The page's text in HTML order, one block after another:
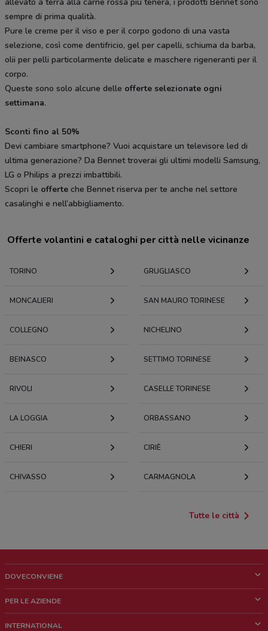
sempre di prima qualità.
Pure le creme per il viso e per il corpo godono di una vasta
selezione, così come dentifricio, gel per capelli, schiuma da barba,
olii per pelli particolarmente delicate e maschere rigeneranti per il
corpo.
Queste sono solo alcune delle offerte selezionate ogni
settimana.
Sconti fino al 50%
Devi cambiare smartphone? Vuoi acquistare un televisore led di
ultima generazione? Da Bennet troverai gli ultimi modelli Samsung,
LG o Philips a prezzi imbattibili.
Scopri le offerte che Bennet riserva per te anche nel settore
casalinghi e nell’abbigliamento.
Offerte volantini e cataloghi per città nelle vicinanze
TORINO GRUGLIASCO
MONCALIERI SAN MAURO TORINESE
COLLEGNO NICHELINO
BEINASCO SETTIMO TORINESE
RIVOLI CASELLE TORINESE
LA LOGGIA ORBASSANO
CHIERI CIRIÈ
CHIVASSO CARMAGNOLA
Tutte le città
DOVECONVIENE
Chi siamo
PER LE AZIENDE
INTERNATIONAL